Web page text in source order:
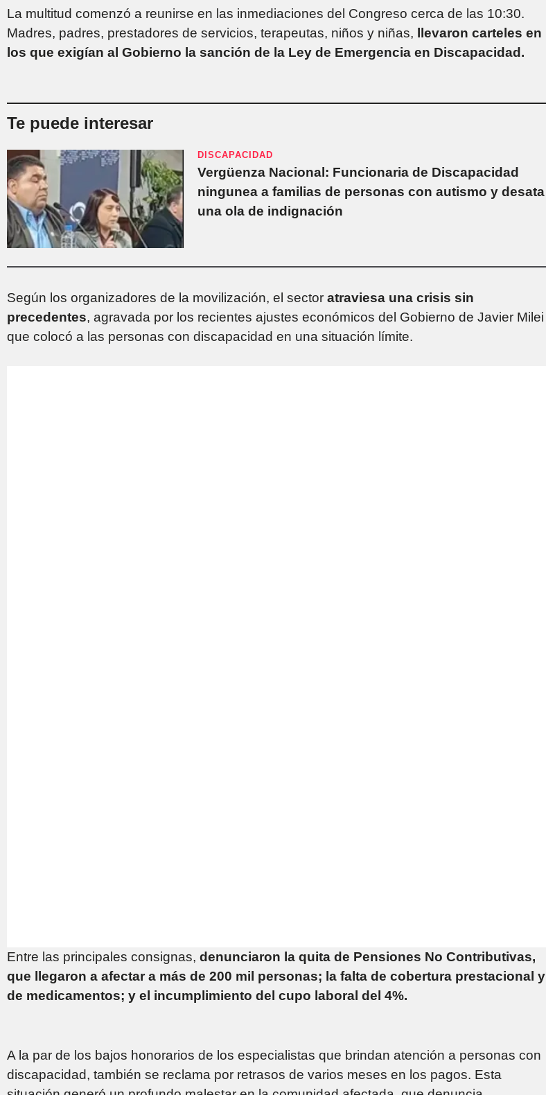
La multitud comenzó a reunirse en las inmediaciones del Congreso cerca de las 10:30.
Madres, padres, prestadores de servicios, terapeutas, niños y niñas,
llevaron carteles en
los que exigían al Gobierno la sanción de la Ley de Emergencia en Discapacidad.
Te puede interesar
DISCAPACIDAD
Vergüenza Nacional: Funcionaria de Discapacidad
ningunea a familias de personas con autismo y desata
una ola de indignación
Según los organizadores de la movilización, el sector atraviesa una crisis sin
precedentes, agravada por los recientes ajustes económicos del Gobierno de Javier Milei
que colocó a las personas con discapacidad en una situación límite.
Entre las principales consignas, denunciaron la quita de Pensiones No Contributivas,
que llegaron a afectar a más de 200 mil personas; la falta de cobertura prestacional y
de medicamentos; y el incumplimiento del cupo laboral del 4%.
A la par de los bajos honorarios de los especialistas que brindan atención a personas con
discapacidad, también se reclama por retrasos de varios meses en los pagos. Esta